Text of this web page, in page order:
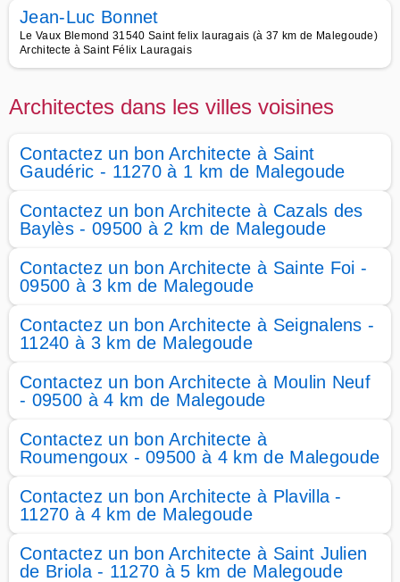
Jean-Luc Bonnet
Le Vaux Blemond 31540 Saint felix lauragais (à 37 km de Malegoude)
Architecte à Saint Félix Lauragais
Architectes dans les villes voisines
Contactez un bon Architecte à Saint
Gaudéric - 11270 à 1 km de Malegoude
Contactez un bon Architecte à Cazals des
Baylès - 09500 à 2 km de Malegoude
Contactez un bon Architecte à Sainte Foi -
09500 à 3 km de Malegoude
Contactez un bon Architecte à Seignalens -
11240 à 3 km de Malegoude
Contactez un bon Architecte à Moulin Neuf
- 09500 à 4 km de Malegoude
Contactez un bon Architecte à
Roumengoux - 09500 à 4 km de Malegoude
Contactez un bon Architecte à Plavilla -
11270 à 4 km de Malegoude
Contactez un bon Architecte à Saint Julien
de Briola - 11270 à 5 km de Malegoude